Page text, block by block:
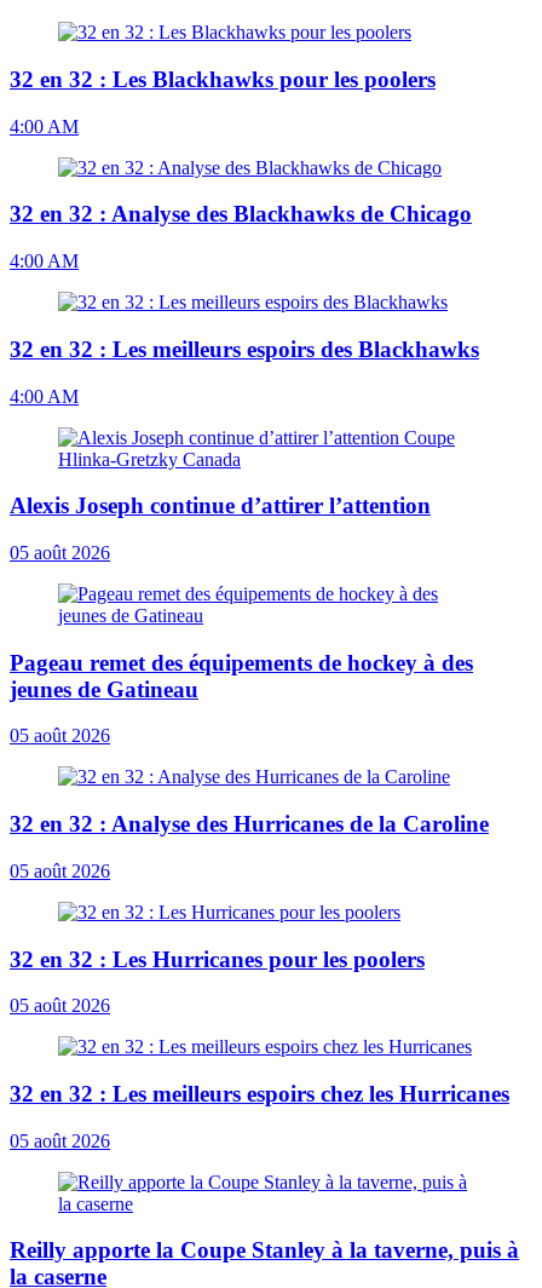
32 en 32 : Les Blackhawks pour les poolers
4:00 AM
32 en 32 : Analyse des Blackhawks de Chicago
4:00 AM
32 en 32 : Les meilleurs espoirs des Blackhawks
4:00 AM
Alexis Joseph continue d’attirer l’attention
05 août 2026
Pageau remet des équipements de hockey à des
jeunes de Gatineau
05 août 2026
32 en 32 : Analyse des Hurricanes de la Caroline
05 août 2026
32 en 32 : Les Hurricanes pour les poolers
05 août 2026
32 en 32 : Les meilleurs espoirs chez les Hurricanes
05 août 2026
Reilly apporte la Coupe Stanley à la taverne, puis à
la caserne